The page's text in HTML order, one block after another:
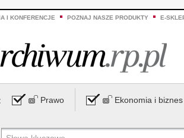
I KONFERENCJE POZNAJ NASZE PRODUKTY E-
Prawo Ekonomia i biznes